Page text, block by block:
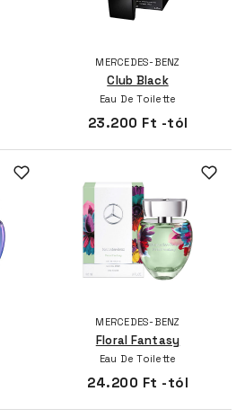
MERCEDES-BENZ
Club Black
Eau De Toilette
23.200 Ft -tól
MERCEDES-BENZ
Floral Fantasy
Eau De Toilette
24.200 Ft -tól